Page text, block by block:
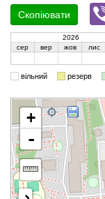
Скопіювати
2026
сер
вер жов лис
вільний резерв
+
-